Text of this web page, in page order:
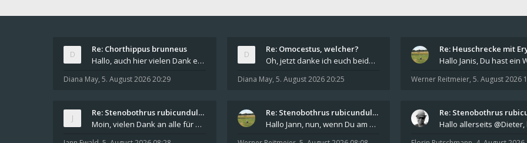
Re: Chorthippus brunneus
Hallo, auch hier vielen Dank euch beiden. Das dopp
Diana May, 5. August 2026 20:29
Re: Omocestus, welcher?
Oh, jetzt danke ich euch beiden, dass ist jetzt ab
Diana May, 5. August 2026 20:25 Werner Reitmeier, 5. August 2026
Re: Stenobothrus rubicundulus?
Moin, vielen Dank an alle für die Hinweise und di
Re: Stenobothrus rubicundulus?
Hallo Jann, nun, wenn Du am Paracaloptenus-Platz